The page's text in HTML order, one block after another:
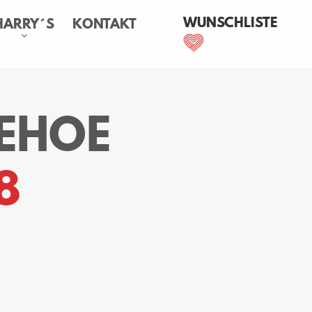
KONTAKT WUNSCHLISTE